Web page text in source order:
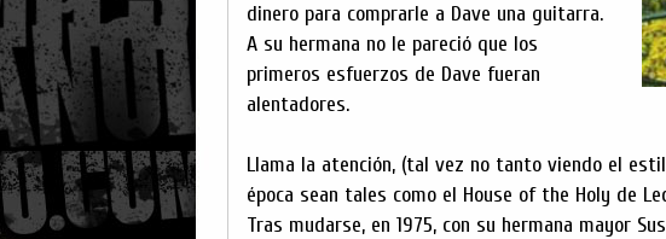
dinero para comprarle a Dave una guitarra.
A su hermana no le pareció que los
primeros esfuerzos de Dave fueran
alentadores.
Llama la atención, (tal vez no tanto viendo el
época sean tales como el House of the Holy de
Tras mudarse, en 1975, con su hermana mayor